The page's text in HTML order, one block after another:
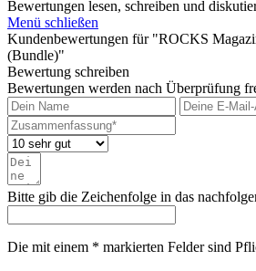
Bewertungen lesen, schreiben und
Menü schließen
Kundenbewertungen für "ROCKS
(Bundle)"
Bewertung schreiben
Bewertungen werden nach Überprüfung
Bitte gib die Zeichenfolge in das
Die mit einem * markierten Felder sind